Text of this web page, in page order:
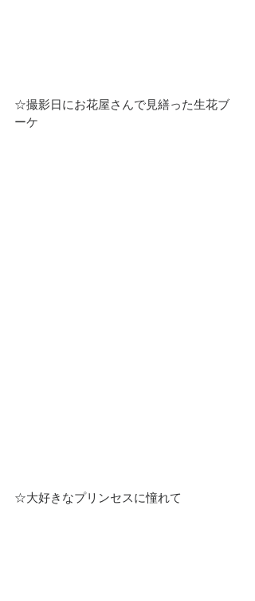
☆撮影日にお花屋さんで見繕った生花ブ
ーケ
☆大好きなプリンセスに憧れて